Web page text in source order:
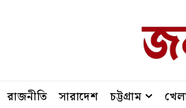
রাজনীতি সারাদেশ চট্টগ্রাম